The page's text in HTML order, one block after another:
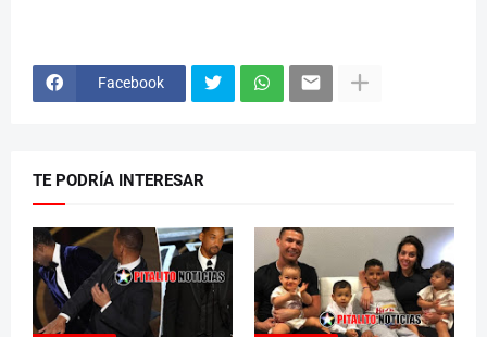
Facebook
TE PODRÍA INTERESAR